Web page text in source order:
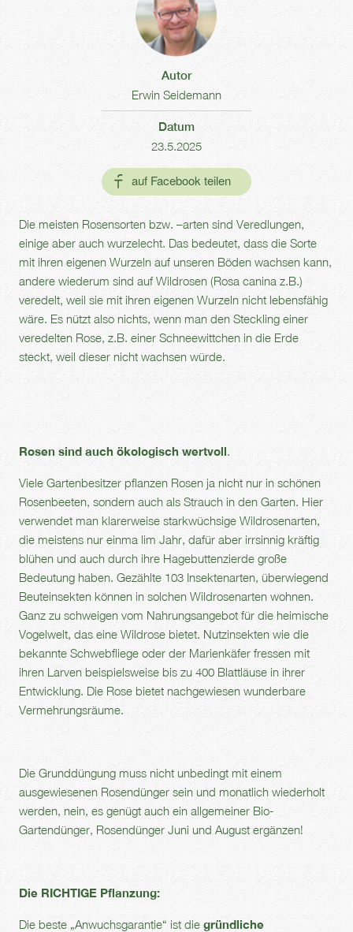
Die meisten Rosensorten bzw. –arten sind Veredlungen,
einige aber auch wurzelecht. Das bedeutet, dass die Sorte
mit ihren eigenen Wurzeln auf unseren Böden wachsen kann,
andere wiederum sind auf Wildrosen (Rosa canina z.B.)
veredelt, weil sie mit ihren eigenen Wurzeln nicht lebensfähig
wäre. Es nützt also nichts, wenn man den Steckling einer
veredelten Rose, z.B. einer Schneewittchen in die Erde
steckt, weil dieser nicht wachsen würde.
Rosen sind auch ökologisch wertvoll.
Viele Gartenbesitzer pflanzen Rosen ja nicht nur in schönen
Rosenbeeten, sondern auch als Strauch in den Garten. Hier
verwendet man klarerweise starkwüchsige Wildrosenarten,
die meistens nur einma lim Jahr, dafür aber irrsinnig kräftig
blühen und auch durch ihre Hagebuttenzierde große
Bedeutung haben. Gezählte 103 Insektenarten, überwiegend
Beuteinsekten können in solchen Wildrosenarten wohnen.
Ganz zu schweigen vom Nahrungsangebot für die heimische
Vogelwelt, das eine Wildrose bietet. Nutzinsekten wie die
bekannte Schwebfliege oder der Marienkäfer fressen mit
ihren Larven beispielsweise bis zu 400 Blattläuse in ihrer
Entwicklung. Die Rose bietet nachgewiesen wunderbare
Vermehrungsräume.
Die Grunddüngung muss nicht unbedingt mit einem
ausgewiesenen Rosendünger sein und monatlich wiederholt
werden, nein, es genügt auch ein allgemeiner Bio-
Gartendünger, Rosendünger Juni und August ergänzen!
Die RICHTIGE Pflanzung:
Die beste „Anwuchsgarantie“ ist die gründliche
Autor
Erwin Seidemann
Datum
23.5.2025